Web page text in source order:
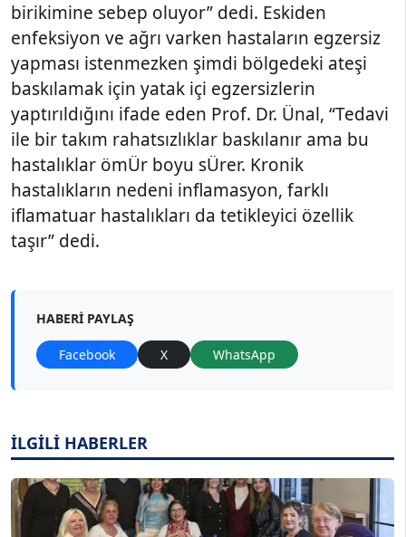
birikimine sebep oluyor” dedi. Eskiden
enfeksiyon ve ağrı varken hastaların egzersiz
yapması istenmezken şimdi bölgedeki ateşi
baskılamak için yatak içi egzersizlerin
yaptırıldığını ifade eden Prof. Dr. Ünal, “Tedavi
ile bir takım rahatsızlıklar baskılanır ama bu
hastalıklar ömÜr boyu sÜrer. Kronik
hastalıkların nedeni inflamasyon, farklı
iflamatuar hastalıkları da tetikleyici özellik
taşır” dedi.
HABERI PAYLAŞ
Facebook X WhatsApp
İLGİLİ HABERLER